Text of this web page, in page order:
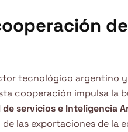
tecnológico argentino
cooperación impulsa la
de servicios e Inteligencia
las exportaciones de la